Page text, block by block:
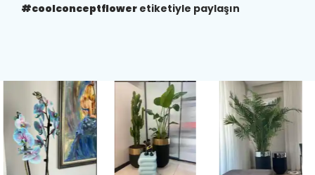
#coolconceptflower etiketiyle paylaşın